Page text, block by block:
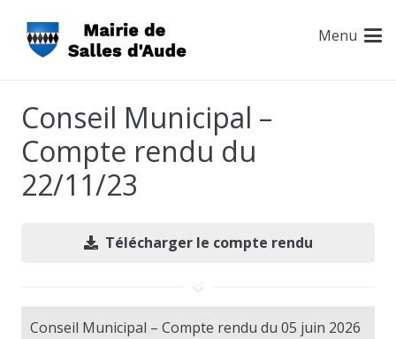
Menu
Conseil Municipal –
Compte rendu du
22/11/23
Télécharger le compte rendu
Conseil Municipal – Compte rendu du 05 juin 2026